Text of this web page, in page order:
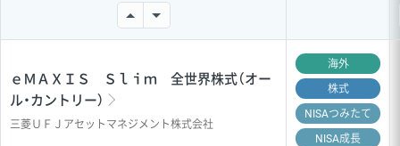
ｅＭＡＸＩＳ Ｓｌｉｍ 全世界株式（オー
ル・カントリー）
三菱ＵＦＪアセットマネジメント株式会社
海外
株式
NISAつみたて
NISA成長